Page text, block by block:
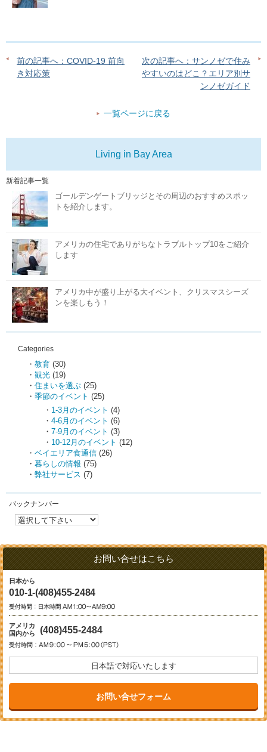
前の記事へ：COVID-19 前向
き対応策
次の記事へ：サンノゼで住み
やすいのはどこ？エリア別サ
ンノゼガイド
一覧ページに戻る
Living in Bay Area
新着記事一覧
ゴールデンゲートブリッジとその周辺のおすすめスポッ
トを紹介します。
アメリカの住宅でありがちなトラブルトップ10をご紹介
します
アメリカ中が盛り上がる大イベント、クリスマスシーズ
ンを楽しもう！
Categories
教育 (30)
観光 (19)
住まいを選ぶ (25)
季節のイベント (25)
1-3月のイベント (4)
4-6月のイベント (6)
7-9月のイベント (3)
10-12月のイベント (12)
ベイエリア食通信 (26)
暮らしの情報 (75)
弊社サービス (7)
バックナンバー
お問い合せはこちら
日本から
010-1-(408)455-2484
アメリカ
国内から
(408)455-2484
日本語で対応いたします
お問い合せフォーム